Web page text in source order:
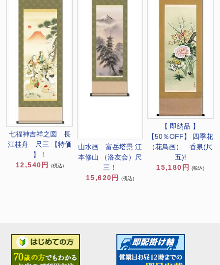
七福神吉祥之図 長
江桂舟 尺三 【特価
】！
12,540円
(税込)
山水画 富岳塔景 江
本修山 （洛友会）尺
三！
15,620円
(税込)
【 即納品 】
【50％OFF】 四季花
（花鳥画） 香泉(尺
五)!
15,180円
(税込)